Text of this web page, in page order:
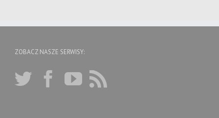
ZOBACZ NASZE SERWISY: